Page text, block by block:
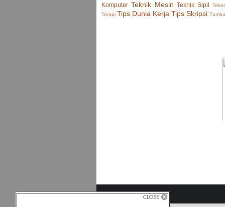
Komputer Teknik Mesin Teknik Sipil
Terapi Tips Dunia Kerja Tips Skripsi